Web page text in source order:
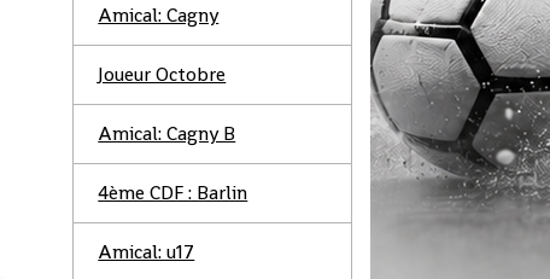
Amical: Cagny
Joueur Octobre
Amical: Cagny B
4ème CDF : Barlin
Amical: u17